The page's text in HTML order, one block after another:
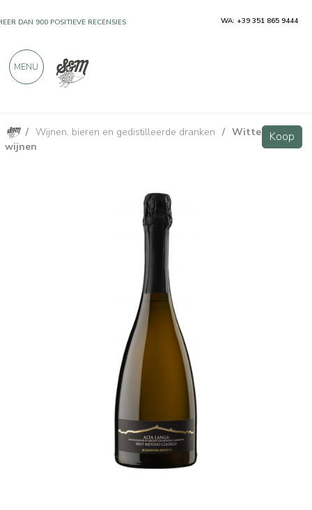
/ Wijnen, bieren en gedistilleerde dranken / Witte
wijnen
Koop
Alta Langa DOCG Metodo Classico Brut - Alessandro Rivetto Koop
DAN 900 POSITIEVE RECENSIES WA: +39 351 865 9444
MENU